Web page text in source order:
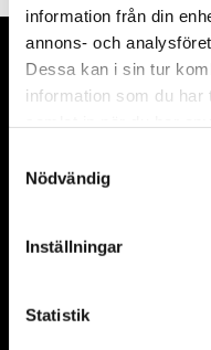
information från din
annons- och
Dessa kan i sin tur
information som du har
Nödvändig
Inställningar
Statistik
Vi sänder våra
Vi sänder våra paket med
för inrikesfrakter är DHL